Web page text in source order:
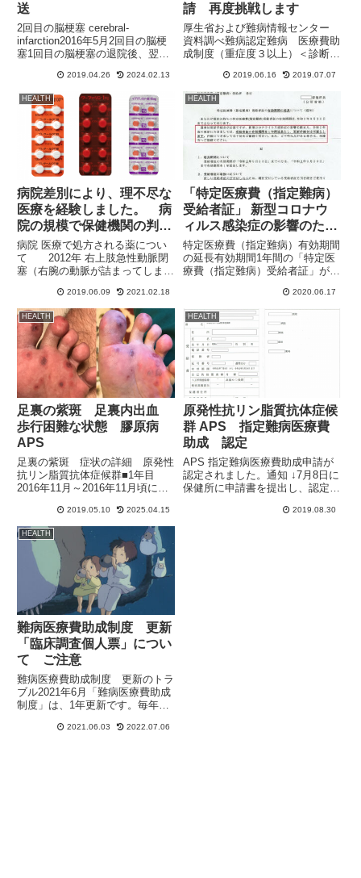
送
2回目の脳梗塞 cerebral-
infarction2016年5月2回目の脳梗
塞1回目の脳梗塞の退院後、翌日
その後、午後に散髪やレストラン
で食事など、通常の生活にもどり
ました。と思って安心していた
ら、深夜にな...
2019.04.26 2024.02.13
請 再度挑戦します
厚生省および難病情報センター
資料調べ難病認定難病 医療費助
成制度（重症度３以上）＜診断基
群臨床基準の１項目以上が存在
し、かつ検査項目のうち１項目以
上が存在するとき ■臨床基準
１．血栓症・いかなる組織、臓器
で...
2019.06.16 2019.07.07
HEALTH
病院差別により、理不尽な
医療を経験しました。 病
院の規模で保健機関の判断
が違う。
病院 医療で処方される薬につい
て 2012年 右上肢急性動脈閉
塞（右腕の動脈が詰まってしまっ
ら高度医療機関を紹介され診療し
ました。結果、薬がプレタールと
ワーファリンの2種類処方され数
か月様子を診て、安定した状...
2019.06.09 2021.02.18
HEALTH
「特定医療費（指定難病）
受給者証」 新型コロナウ
ィルス感染症の影響のため
更新手続き不要
特定医療費（指定難病）有効期間
の延長有効期間1年間の「特定医
療費（指定難病）受給者証」が、
のため1年間延長になりました。
本来であれば、毎年更新の手続き
が必要になりますが、今年は手続
きが不要になり来年まで有効に
な...
2020.06.17
HEALTH
足裏の紫斑 足裏内出血
歩行困難な状態 膠原病
APS
足裏の紫斑 症状の詳細 原発性
抗リン脂質抗体症候群■1年目
2016年11月～2016年11月頃に発
状は、2016年10月頃に足先にす
ごく汗が出るようになり冬なのに
足先がべたべた状態毎日両足先か
ら汗を拭いていた...
2019.05.10 2025.04.15
HEALTH
原発性抗リン脂質抗体症候
群 APS 指定難病医療費
助成 認定
APS 指定難病医療費助成申請が
認定されました。通知 ↓7月8日に
保健所に申請書を提出し、認定さ
病）受給者証が届きました。交付
2019.08.30
HEALTH
難病医療費助成制度 更新
「臨床調査個人票」につい
て ご注意
難病医療費助成制度 更新のトラ
ブル2021年6月「難病医療費助成
制度」は、1年更新です。毎年の
年は、新型コロナウィルスの影響
2021.06.03 2022.07.06